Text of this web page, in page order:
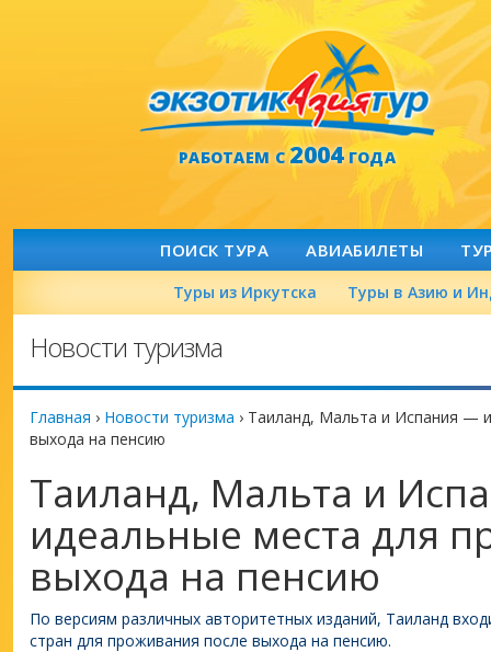
РАБОТАЕМ С2004ГОДА
ПОИСК ТУРА АВИАБИЛЕТЫ
Туры из Иркутска Туры в Азию и
Новости туризма
Главная › Новости туризма › Таиланд, Мальта и Испания —
выхода на пенсию
Таиланд, Мальта и
идеальные места для
выхода на пенсию
По версиям различных авторитетных изданий, Таиланд
стран для проживания после выхода на пенсию.